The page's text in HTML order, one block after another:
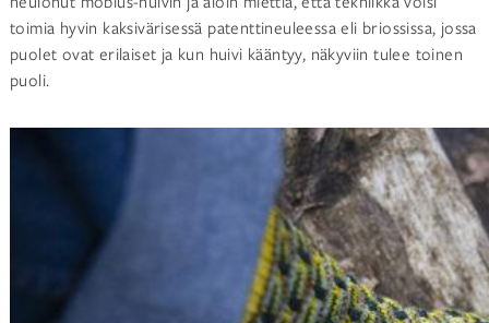
toimia hyvin kaksivärisessä patenttineuleessa eli briossissa, jossa
puolet ovat erilaiset ja kun huivi kääntyy, näkyviin tulee toinen
puoli.